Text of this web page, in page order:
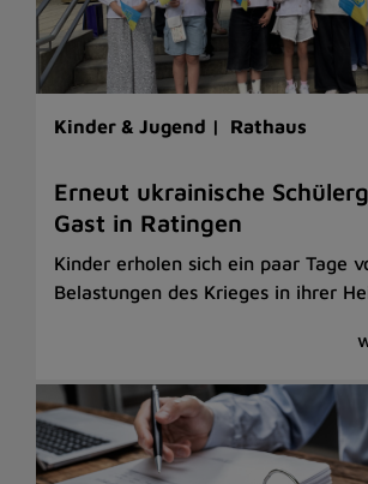
Kinder & Jugend | Rathaus
Erneut ukrainische
Gast in Ratingen
Kinder erholen sich ein paar Tage
Belastungen des Krieges in ihrer